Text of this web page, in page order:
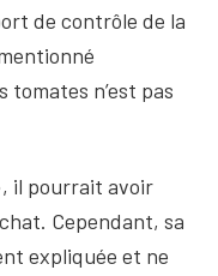
de contrôle de la
n’est pas
il pourrait avoir
Cependant, sa
expliquée et ne